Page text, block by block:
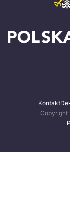
Kontakt
Copyright